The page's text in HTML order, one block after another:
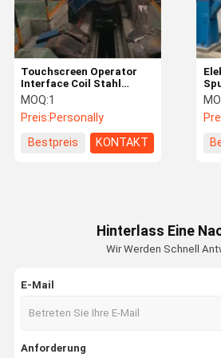
Startseite Produkte
Touchscreen Operator
Interface Coil Stahl
Recoiler Maschine mit
angepasstem
Verpackungsgewicht und
380V/50Hz Spannung
MOQ:1
Preis:Personally
Bestpreis
KONTAKT
Hinterlass Eine
Wir Werden Schnell
E-Mail
Anforderung